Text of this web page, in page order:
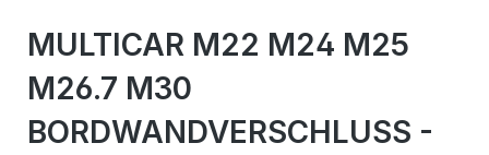
MULTICAR M22 M24 M25
M26.7 M30
BORDWANDVERSCHLUSS - K